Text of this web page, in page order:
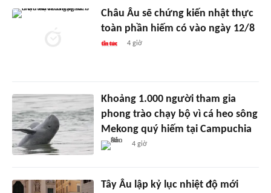
Châu Âu sẽ chứng kiến nhật thực
toàn phần hiếm có vào ngày 12/8
4 giờ
Khoảng 1.000 người tham gia
phong trào chạy bộ vì cá heo sông
Mekong quý hiếm tại Campuchia
4 giờ
Tây Âu lập kỷ lục nhiệt độ mới